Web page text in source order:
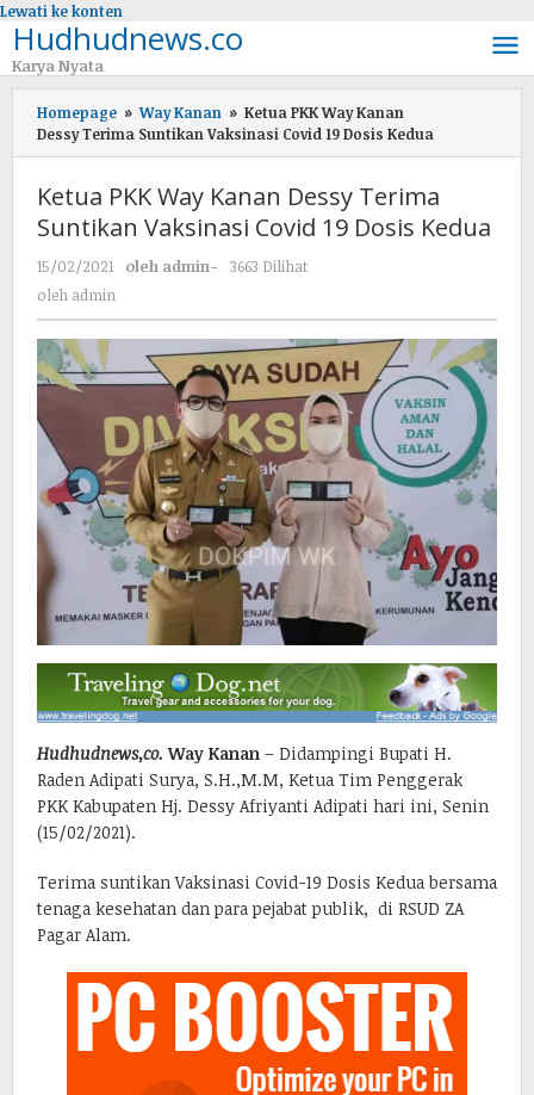
Lewati ke konten
Hudhudnews.co
Karya Nyata
Homepage » Way Kanan » Ketua PKK Way Kanan
Dessy Terima Suntikan Vaksinasi Covid 19 Dosis Kedua
Ketua PKK Way Kanan Dessy Terima
Suntikan Vaksinasi Covid 19 Dosis Kedua
15/02/2021 oleh admin-
3663 Dilihat
oleh admin
Hudhudnews,co. Way Kanan – Didampingi Bupati H.
Raden Adipati Surya, S.H.,M.M, Ketua Tim Penggerak
PKK Kabupaten Hj. Dessy Afriyanti Adipati hari ini, Senin
(15/02/2021).
Terima suntikan Vaksinasi Covid-19 Dosis Kedua bersama
tenaga kesehatan dan para pejabat publik, di RSUD ZA
Pagar Alam.